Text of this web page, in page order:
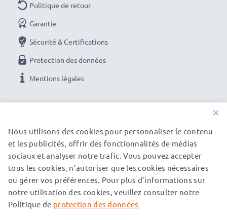
Politique de retour
Garantie
Sécurité & Certifications
Protection des données
Mentions légales
NOS PARTENAIRES DE LIVRAISON
© subtel.fr 2026
Tous les prix incluent la TVA et excluent les frais de port.
Veuillez noter que toutes les marques citées sont des
×
Nous utilisons des cookies pour personnaliser le contenu
et les publicités, offrir des fonctionnalités de médias
sociaux et analyser notre trafic. Vous pouvez accepter
tous les cookies, n’autoriser que les cookies nécessaires
ou gérer vos préférences. Pour plus d’informations sur
notre utilisation des cookies, veuillez consulter notre
Politique de protection des données